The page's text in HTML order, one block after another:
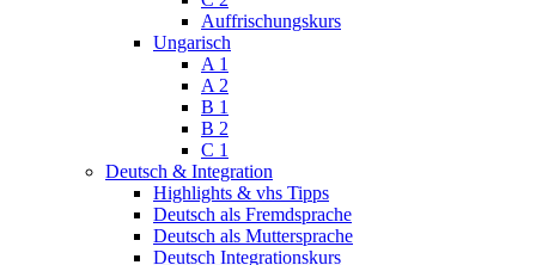
Auffrischungskurs
Ungarisch
A 1
A 2
B 1
B 2
C 1
Deutsch & Integration
Highlights & vhs Tipps
Deutsch als Fremdsprache
Deutsch als Muttersprache
Deutsch Integrationskurs